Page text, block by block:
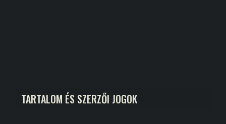
TARTALOM ÉS SZERZŐI JOGOK